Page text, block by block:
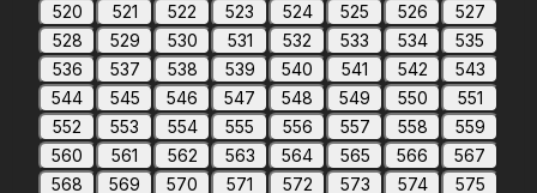
520
521 522 523 524 525 526
527
528
529 530 531 532 533 534
535
536
537 538 539 540 541 542
543
544
545 546 547 548 549 550
551
552
553 554 555 556 557 558
559
560
561 562 563 564 565 566
567
568
569 570 571 572 573 574
575